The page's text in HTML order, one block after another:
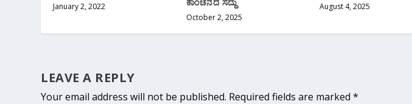
January 2, 2022
October 2, 2025
August 4, 2025
LEAVE A REPLY
Your email address will not be published. Required fields are marked*